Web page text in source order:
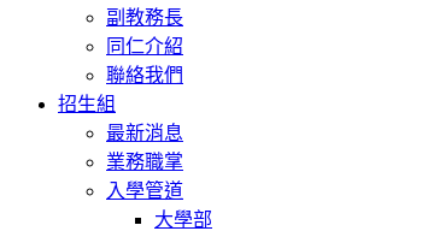
副教務長
同仁介紹
聯絡我們
招生組
最新消息
業務職掌
入學管道
大學部